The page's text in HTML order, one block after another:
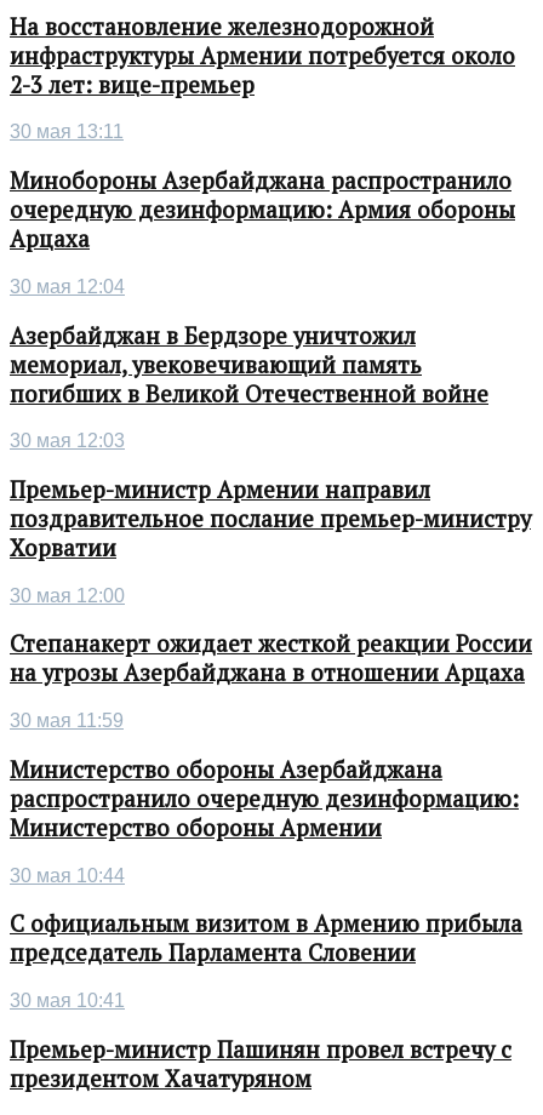
На восстановление железнодорожной
инфраструктуры Армении потребуется около
2-3 лет: вице-премьер
30 мая 13:11
Минобороны Азербайджана распространило
очередную дезинформацию: Армия обороны
Арцаха
30 мая 12:04
Азербайджан в Бердзоре уничтожил
мемориал, увековечивающий память
погибших в Великой Отечественной войне
30 мая 12:03
Премьер-министр Армении направил
поздравительное послание премьер-министру
Хорватии
30 мая 12:00
Степанакерт ожидает жесткой реакции России
на угрозы Азербайджана в отношении Арцаха
30 мая 11:59
Министерство обороны Азербайджана
распространило очередную дезинформацию:
Министерство обороны Армении
30 мая 10:44
С официальным визитом в Армению прибыла
председатель Парламента Словении
30 мая 10:41
Премьер-министр Пашинян провел встречу с
президентом Хачатуряном